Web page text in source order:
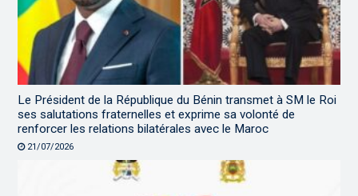
Le Président de la République du Bénin transmet à SM le Roi
ses salutations fraternelles et exprime sa volonté de
renforcer les relations bilatérales avec le Maroc
21/07/2026